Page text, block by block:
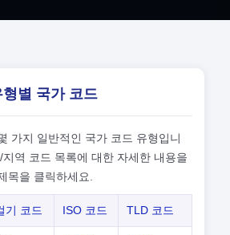
형별 국가 코드
가지 일반적인 국가 코드 유형입니
지역 코드 목록에 대한 자세한 내용을
목을 클릭하세요.
기 코드 ISO 코드 TLD 코드